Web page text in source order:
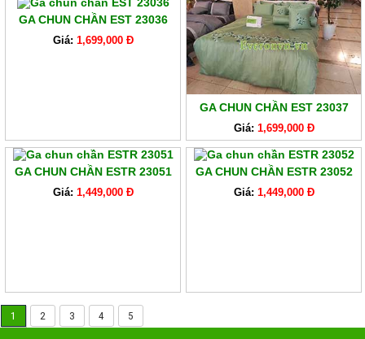
GA CHUN CHẦN EST 23036
Giá: 1,699,000 Đ
GA CHUN CHẦN EST 23037
Giá: 1,699,000 Đ
GA CHUN CHẦN ESTR 23051
Giá: 1,449,000 Đ
GA CHUN CHẦN ESTR 23052
Giá: 1,449,000 Đ
1 2 3 4 5